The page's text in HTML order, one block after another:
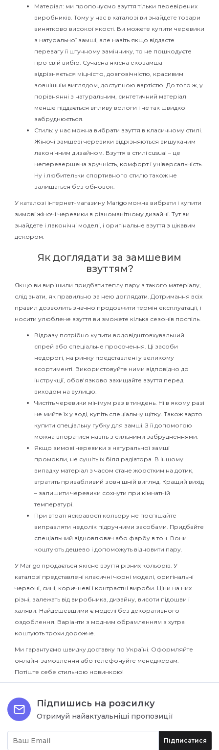
Матеріал: ми пропонуємо взуття тільки перевірених
виробників. Тому у нас в каталозі ви знайдете товари
винятково високої якості. Ви можете купити черевики
з натуральної замші, але навіть якщо віддасте
перевагу її штучному заміннику, то не пошкодуєте
про свій вибір. Сучасна якісна екозамша
відрізняється міцністю, довговічністю, красивим
зовнішнім виглядом, доступною вартістю. До того ж, у
порівнянні з натуральним, синтетичний матеріал
менше піддається впливу вологи і не так швидко
забруднюється.
Стиль: у нас можна вибрати взуття в класичному стилі.
Жіночі замшеві черевики відрізняються вишуканим
лаконічним дизайном. Взуття в стилі cusual – це
неперевершена зручність, комфорт і універсальність.
Ну і любительки спортивного стилю також не
залишаться без обновок.
У каталозі інтернет-магазину Marigo можна вибрати і купити
зимові жіночі черевики в різноманітному дизайні. Тут ви
знайдете і лаконічні моделі, і оригінальне взуття з цікавим
декором.
Як доглядати за замшевим
взуттям?
Якщо ви вирішили придбати теплу пару з такого матеріалу,
слід знати, як правильно за нею доглядати. Дотримання всіх
правил дозволить значно продовжити термін експлуатації, і
носити улюблене взуття ви зможете кілька сезонів поспіль.
Відразу потрібно купити водовідштовхувальний
спрей або спеціальне просочення. Ці засоби
недорогі, на ринку представлені у великому
асортименті. Використовуйте ними відповідно до
інструкції, обов'язково захищайте взуття перед
виходом на вулицю.
Чистіть черевики мінімум раз в тиждень. Ні в якому разі
не мийте їх у воді, купіть спеціальну щітку. Також варто
купити спеціальну губку для замші. З її допомогою
можна впоратися навіть з сильними забрудненнями.
Якщо зимові черевики з натуральної замші
промокли, не сушіть їх біля радіатора. В іншому
випадку матеріал з часом стане жорстким на дотик,
втратить привабливий зовнішній вигляд. Кращий вихід
– залишити черевики сохнути при кімнатній
температурі.
При втраті яскравості кольору не поспішайте
виправляти недолік підручними засобами. Придбайте
спеціальний відновлювач або фарбу в тон. Вони
коштують дешево і допоможуть відновити пару.
У Marigo продається якісне взуття різних кольорів. У
каталозі представлені класичні чорні моделі, оригінальні
червоні, сині, коричневі і контрастні вироби. Ціни на них
різні, залежать від виробника, дизайну, висоти підошви і
халяви. Найдешевшими є моделі без декоративного
оздоблення. Варіанти з модним обрамленням з хутра
коштують трохи дорожче.
Ми гарантуємо швидку доставку по Україні. Оформляйте
онлайн-замовлення або телефонуйте менеджерам.
Потіште себе стильною новинкою!
Підпишись на розсилку
Отримуй найактуальніші пропозиції
Підписатися